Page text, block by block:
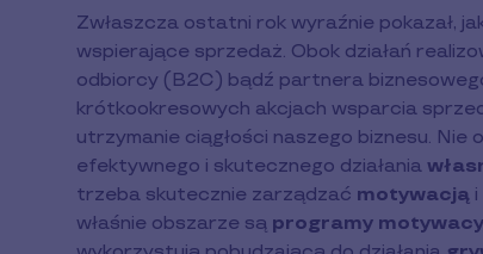
Zwłaszcza ostatni rok wyraźnie pokazał,
wspierające sprzedaż. Obok działań
odbiorcy (B2C) bądź partnera
krótkookresowych akcjach wsparcia
utrzymanie ciągłości naszego biznesu. Nie
efektywnego i skutecznego działania
trzeba skutecznie zarządzać motywacją i
właśnie obszarze są programy